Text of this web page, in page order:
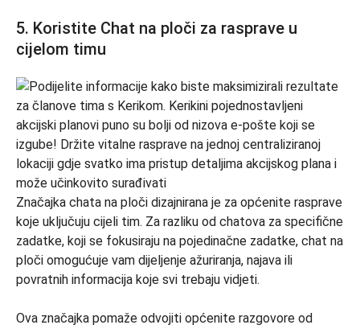
5. Koristite Chat na ploči za rasprave u
cijelom timu
Značajka chata na ploči dizajnirana je za općenite rasprave
koje uključuju cijeli tim. Za razliku od chatova za specifične
zadatke, koji se fokusiraju na pojedinačne zadatke, chat na
ploči omogućuje vam dijeljenje ažuriranja, najava ili
povratnih informacija koje svi trebaju vidjeti.
Ova značajka pomaže odvojiti općenite razgovore od